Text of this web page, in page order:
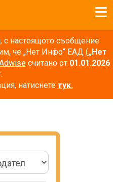
настоящото съобщение
че „Нет Инфо“ ЕАД („Нет
считано от 01.01.2026
.
натиснете тук.